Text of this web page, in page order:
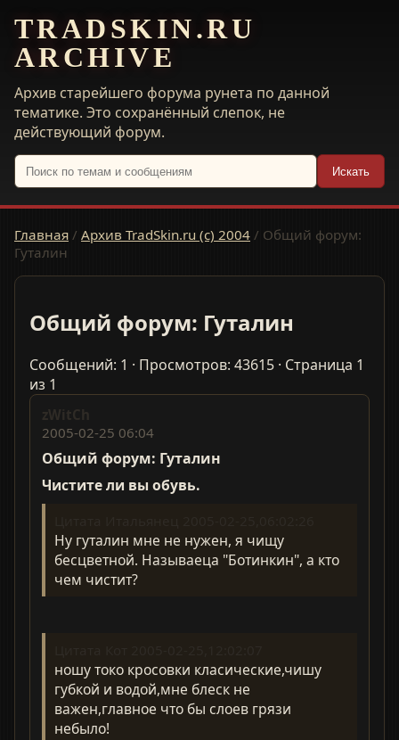
TRADSKIN.RU
ARCHIVE
Архив старейшего форума рунета по данной
тематике. Это сохранённый слепок, не
действующий форум.
Искать
Главная / Архив TradSkin.ru (с) 2004 / Общий форум:
Гуталин
Общий форум: Гуталин
Сообщений: 1 · Просмотров: 43615 · Страница 1
из 1
zWitCh
2005-02-25 06:04
Общий форум: Гуталин
Чистите ли вы обувь.
Ну гуталин мне не нужен, я чищу
бесцветной. Называеца "Ботинкин", а кто
чем чистит?
ношу токо кросовки класические,чишу
губкой и водой,мне блеск не
важен,главное что бы слоев грязи
небыло!